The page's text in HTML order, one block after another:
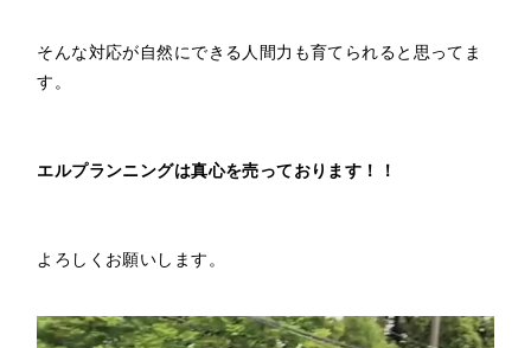
そんな対応が自然にできる人間力も育てられると思ってま
す。
エルプランニングは真心を売っております！！
よろしくお願いします。